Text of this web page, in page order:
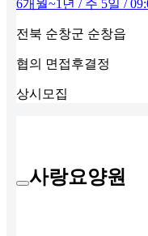
6개월~1년 / 주 5일 /
전북 순창군 순창읍
협의 면접후결정
상시모집
사랑요양원